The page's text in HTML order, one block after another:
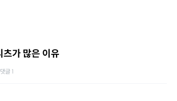
가 많은 이유
댓글 1